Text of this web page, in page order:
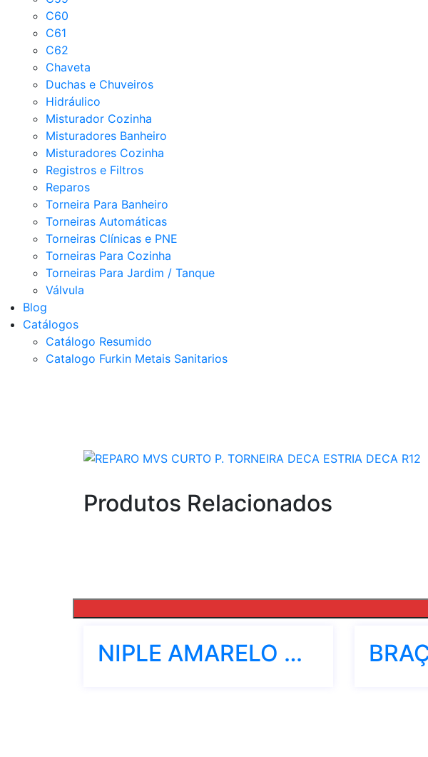
C60
C61
C62
Chaveta
Duchas e Chuveiros
Hidráulico
Misturador Cozinha
Misturadores Banheiro
Misturadores Cozinha
Registros e Filtros
Reparos
Torneira Para Banheiro
Torneiras Automáticas
Torneiras Clínicas e PNE
Torneiras Para Cozinha
Torneiras Para Jardim / Tanque
Válvula
Blog
Catálogos
Catálogo Resumido
Catalogo Furkin Metais Sanitarios
Produtos Relacionados
NIPLE AMARELO METAL 1/2 X 1/2